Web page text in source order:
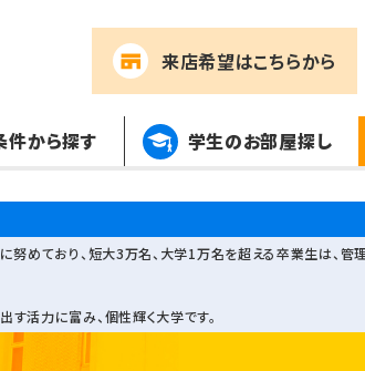
来店希望はこちらから
件から探す 学生のお部屋探し
努めており、短大3万名、大学1万名を超える卒業生は、
活力に富み、個性輝く大学です。